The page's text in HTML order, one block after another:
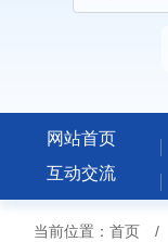
网站首页
互动交流
当前位置： 首页 /